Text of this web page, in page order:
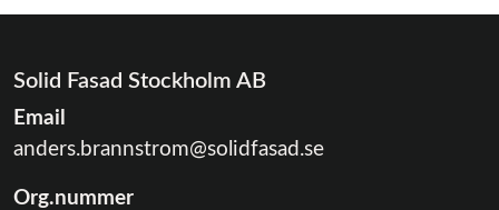
Solid Fasad Stockholm AB
Email
anders.brannstrom@solidfasad.se
Org.nummer